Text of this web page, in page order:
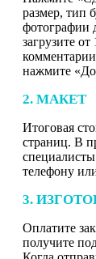
размер, тип
фотографии
загрузите
нажмите
2. МАКЕТ
Итоговая
страниц. В
телефону
3.
Оплатите
получите